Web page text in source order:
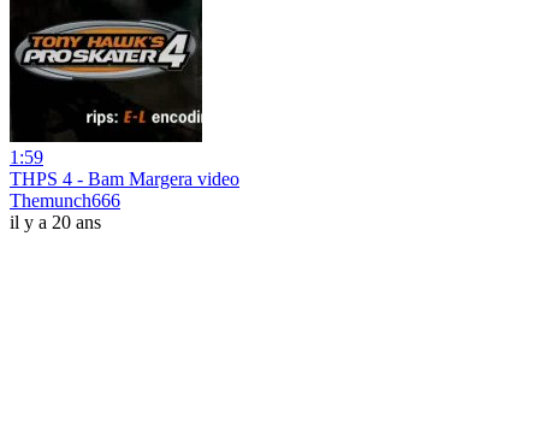
1:59
THPS 4 - Bam Margera video
Themunch666
il y a 20 ans